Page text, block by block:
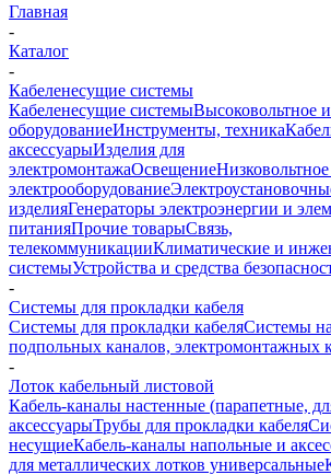
Главная
-
Каталог
-
Кабеленесущие системы
Кабеленесущие системыВысоковольтное
оборудованиеИнструменты, техника
аксессуарыИзделия для
электромонтажаОсвещение
электрооборудование
изделияГенераторы электроэнергии и
питанияПрочие товарыСвязь,
телекоммуникацииКлиматические и
системыУстройства и средства
-
Системы для прокладки кабеля
Системы для прокладки кабеляСистемы
подпольных каналов, электромонтажных
-
Лоток кабельный листовой
Кабель-каналы настенные (парапетные,
аксессуарыТрубы для прокладки кабеля
несущиеКабель-каналы напольные и
для металлических лотков универсальные